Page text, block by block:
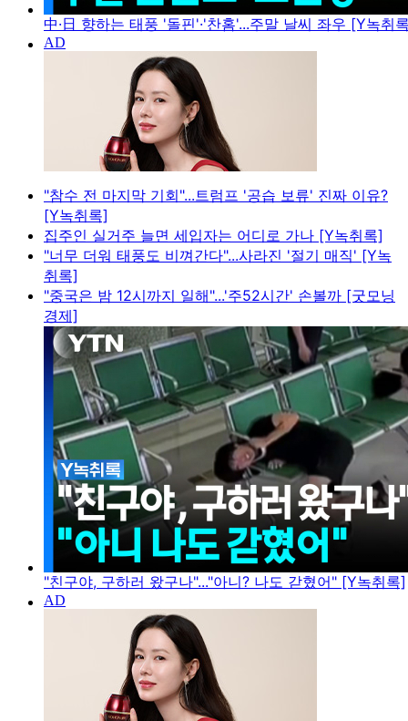
中·日 향하는 태풍 '돌핀'·'찬홈'...주말 날씨 좌우 [Y녹취
"참수 전 마지막 기회"...트럼프 '공습 보류' 진짜 이유?
[Y녹취록]
집주인 실거주 늘면 세입자는 어디로 가나 [Y녹취록]
"너무 더워 태풍도 비껴간다"...사라진 '절기 매직' [Y녹
취록]
"중국은 밤 12시까지 일해"...'주52시간' 손볼까 [굿모닝
경제]
"친구야, 구하러 왔구나"..."아니? 나도 갇혔어" [Y녹취록]